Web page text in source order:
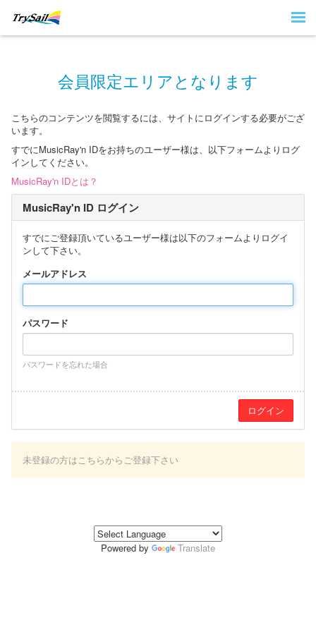
会員限定エリアとなります
こちらのコンテンツを閲覧するには、サイトにログインする必要がござ
います。
すでにMusicRay'n IDをお持ちのユーザー様は、以下フォームよりログ
インしてください。
MusicRay'n IDとは？
MusicRay'n ID ログイン
すでにご登録頂いているユーザー様は以下のフォームよりログイ
ンして下さい。
メールアドレス
パスワード
パスワードを忘れた場合
未登録の方はこちらからご登録下さい
Powered by Translate